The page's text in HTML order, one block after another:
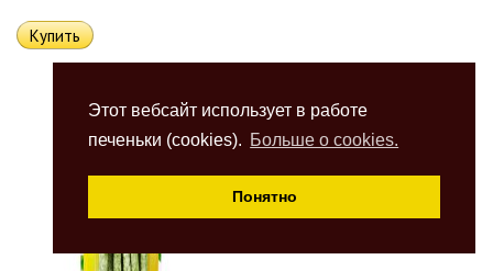
Этот вебсайт использует в работе
печеньки (cookies). Больше о cookies.
Понятно